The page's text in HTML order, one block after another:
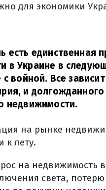
для экономики
есть единственная
в Украине в
с войной. Все
и
недвижимости.
на рынке
к лету.
на недвижимость
света,